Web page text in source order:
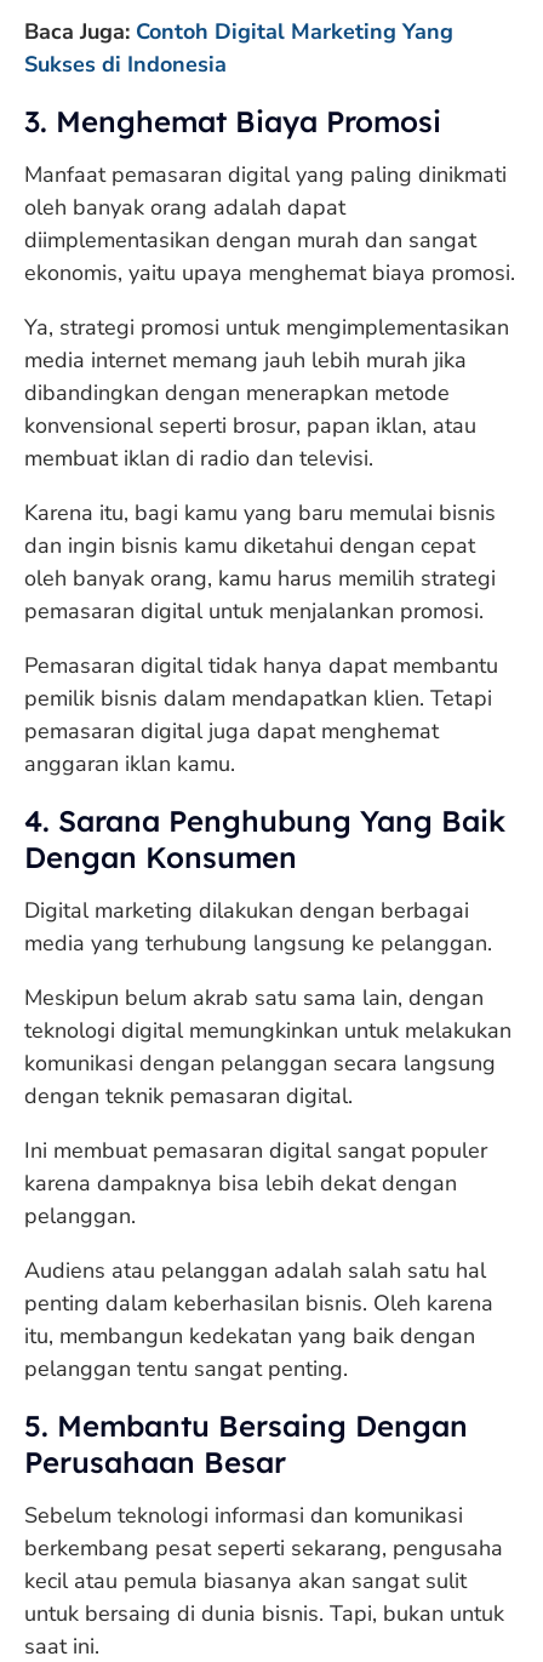
Baca Juga: Contoh Digital Marketing Yang
Sukses di Indonesia
3. Menghemat Biaya Promosi
Manfaat pemasaran digital yang paling dinikmati
oleh banyak orang adalah dapat
diimplementasikan dengan murah dan sangat
ekonomis, yaitu upaya menghemat biaya promosi.
Ya, strategi promosi untuk mengimplementasikan
media internet memang jauh lebih murah jika
dibandingkan dengan menerapkan metode
konvensional seperti brosur, papan iklan, atau
membuat iklan di radio dan televisi.
Karena itu, bagi kamu yang baru memulai bisnis
dan ingin bisnis kamu diketahui dengan cepat
oleh banyak orang, kamu harus memilih strategi
pemasaran digital untuk menjalankan promosi.
Pemasaran digital tidak hanya dapat membantu
pemilik bisnis dalam mendapatkan klien. Tetapi
pemasaran digital juga dapat menghemat
anggaran iklan kamu.
4. Sarana Penghubung Yang Baik
Dengan Konsumen
Digital marketing dilakukan dengan berbagai
media yang terhubung langsung ke pelanggan.
Meskipun belum akrab satu sama lain, dengan
teknologi digital memungkinkan untuk melakukan
komunikasi dengan pelanggan secara langsung
dengan teknik pemasaran digital.
Ini membuat pemasaran digital sangat populer
karena dampaknya bisa lebih dekat dengan
pelanggan.
Audiens atau pelanggan adalah salah satu hal
penting dalam keberhasilan bisnis. Oleh karena
itu, membangun kedekatan yang baik dengan
pelanggan tentu sangat penting.
5. Membantu Bersaing Dengan
Perusahaan Besar
Sebelum teknologi informasi dan komunikasi
berkembang pesat seperti sekarang, pengusaha
kecil atau pemula biasanya akan sangat sulit
untuk bersaing di dunia bisnis. Tapi, bukan untuk
saat ini.